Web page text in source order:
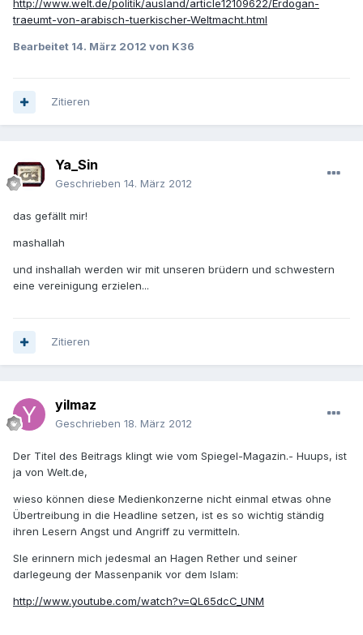
http://www.welt.de/politik/ausland/article12109622/Erdogan-
traeumt-von-arabisch-tuerkischer-Weltmacht.html
Bearbeitet 14. März 2012 von K36
Zitieren
Ya_Sin
Geschrieben 14. März 2012
das gefällt mir!
mashallah
und inshallah werden wir mit unseren brüdern und schwestern
eine vereinigung erzielen...
Zitieren
yilmaz
Geschrieben 18. März 2012
Der Titel des Beitrags klingt wie vom Spiegel-Magazin.- Huups, ist
ja von Welt.de,
wieso können diese Medienkonzerne nicht einmal etwas ohne
Übertreibung in die Headline setzen, ist es so wichtig ständig
ihren Lesern Angst und Angriff zu vermitteln.
SIe erinnern mich jedesmal an Hagen Rether und seiner
darlegeung der Massenpanik vor dem Islam:
http://www.youtube.com/watch?v=QL65dcC_UNM